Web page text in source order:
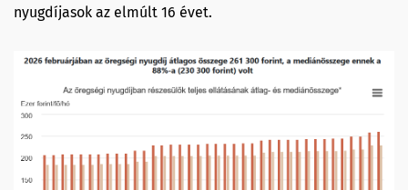
nyugdíjasok az elmúlt 16 évet.